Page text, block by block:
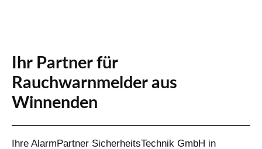
Ihr Partner für
Rauchwarnmelder aus
Winnenden
Ihre AlarmPartner SicherheitsTechnik GmbH in